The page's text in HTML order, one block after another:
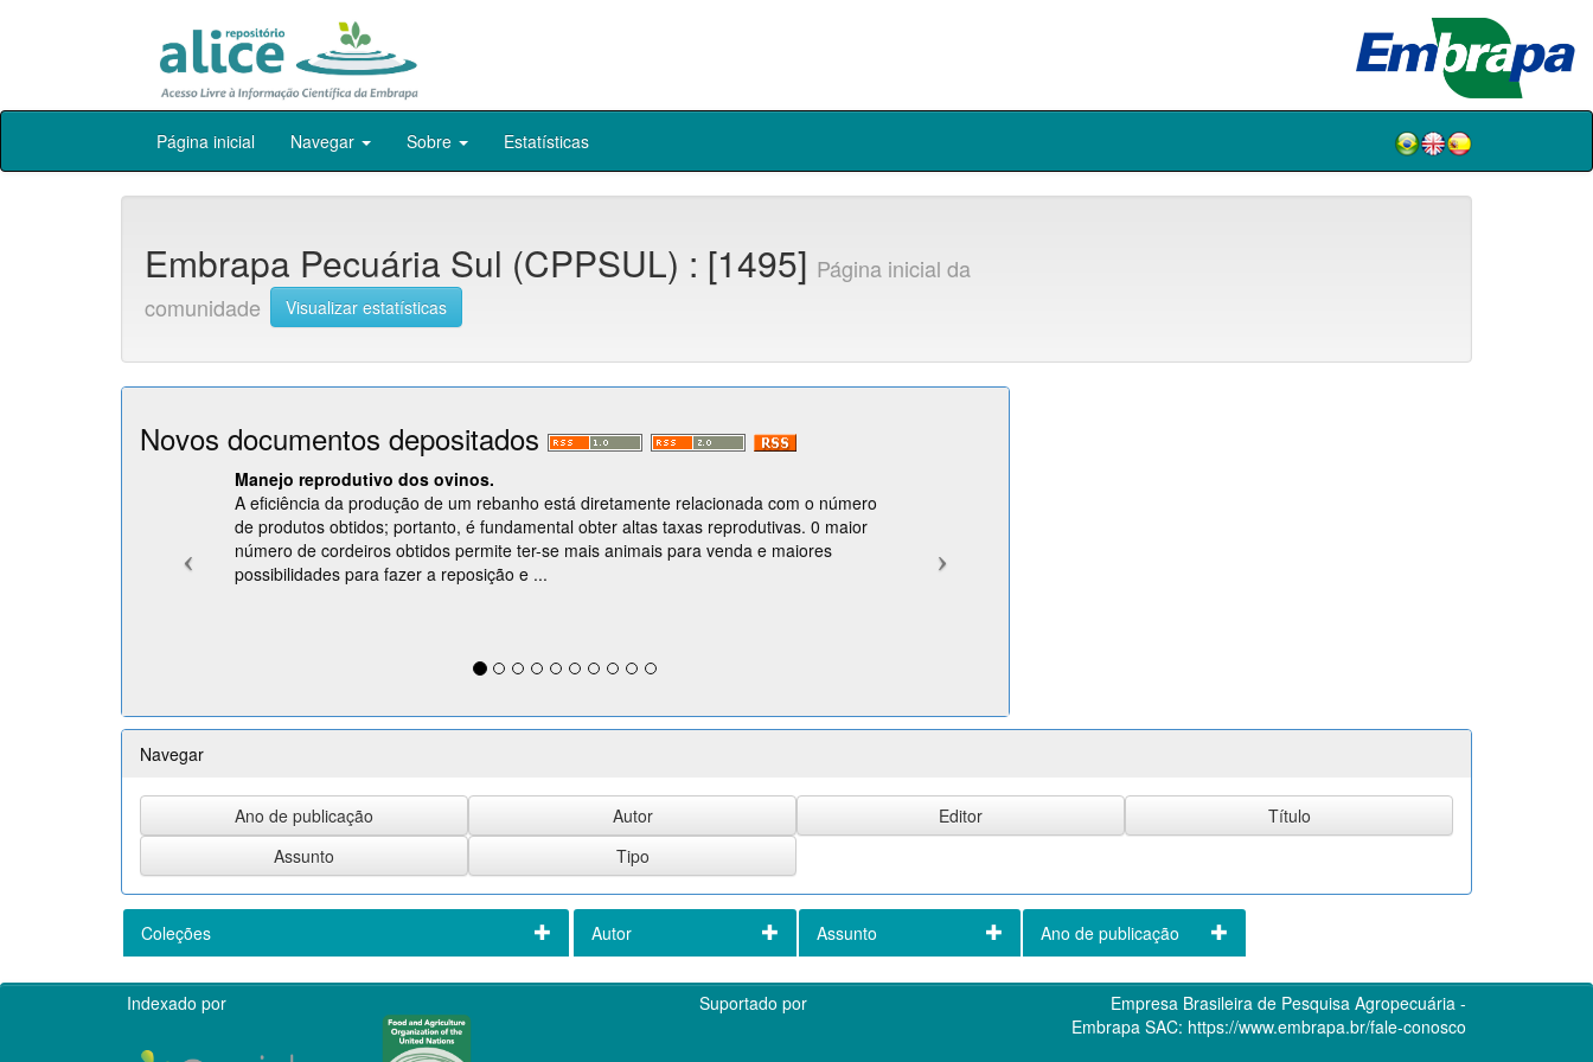
Skip
Página inicial Navegar Sobre Estatísticas
Embrapa Pecuária Sul (CPPSUL) : [1495] Página inicial da
comunidade
Visualizar estatísticas
Novos documentos depositados
Manejo reprodutivo dos ovinos.
A eficiência da produção de um rebanho está diretamente relacionada com o número
de produtos obtidos; portanto, é fundamental obter altas taxas reprodutivas. 0 maior
número de cordeiros obtidos permite ter-se mais animais para venda e maiores
possibilidades para fazer a reposição e ...
Navegar
Coleções Autor Assunto Ano de publicação
Indexado por Suportado por
Empresa Brasileira de Pesquisa Agropecuária -
EmbrapaSAC: https://www.embrapa.br/fale-conosco